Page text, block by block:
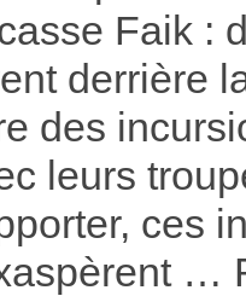
Faik :
derrière
des
leurs
ces
…